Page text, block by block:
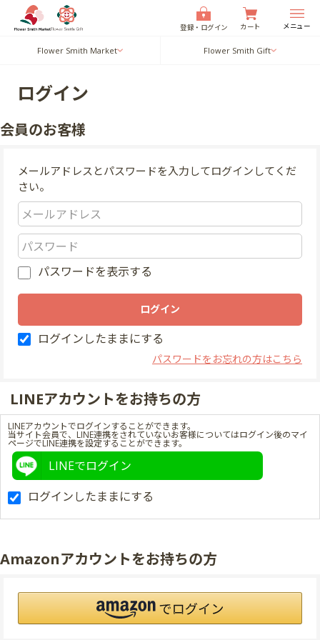
登録・ログイン カート メニュー
Flower Smith Market Flower Smith Gift
ログイン
会員のお客様
メールアドレスとパスワードを入力してログインしてくだ
さい。
パスワードを表示する
ログインしたままにする
パスワードをお忘れの方はこちら
LINEアカウントをお持ちの方
LINEアカウントでログインすることができます。
当サイト会員で、LINE連携をされていないお客様についてはログイン後のマイ
ページでLINE連携を設定することができます。
LINEでログイン
ログインしたままにする
Amazonアカウントをお持ちの方